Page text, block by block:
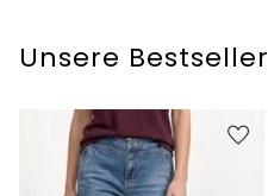
Unsere Bestseller